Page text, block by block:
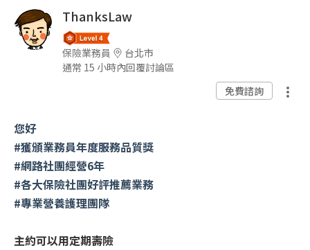
ThanksLaw
保險業務員
台北市
通常 15 小時內回覆討論區
免費諮詢
您好
#獲頒業務員年度服務品質獎
#網路社團經營6年
#各大保險社團好評推薦業務
#專業營養護理團隊
主約可以用定期壽險